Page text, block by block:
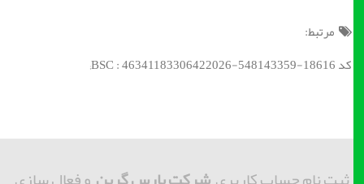
مرتبط:
کد BSC : 46341183306422026-548143359-18616;